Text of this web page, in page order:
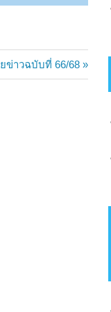
ข่าวฉบับที่ 66/68